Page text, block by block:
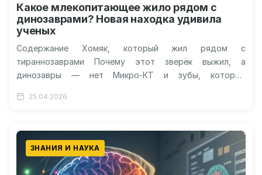
Какое млекопитающее жило рядом с
динозаврами? Новая находка удивила
ученых
Содержание Хомяк, который жил рядом с
тираннозаврами Почему этот зверёк выжил, а
динозавры — нет Микро-КТ и зубы, которые
25.04.2026
ЗНАНИЯ И НАУКА